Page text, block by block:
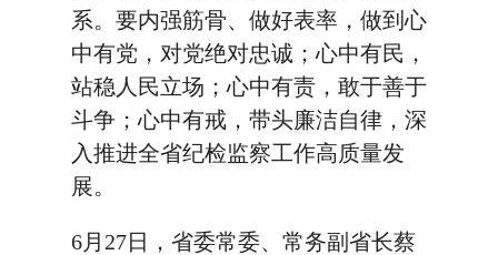
系。要内强筋骨、做好表率，做到心
中有党，对党绝对忠诚；心中有民，
站稳人民立场；心中有责，敢于善于
斗争；心中有戒，带头廉洁自律，深
入推进全省纪检监察工作高质量发
展。
6月27日，省委常委、常务副省长蔡